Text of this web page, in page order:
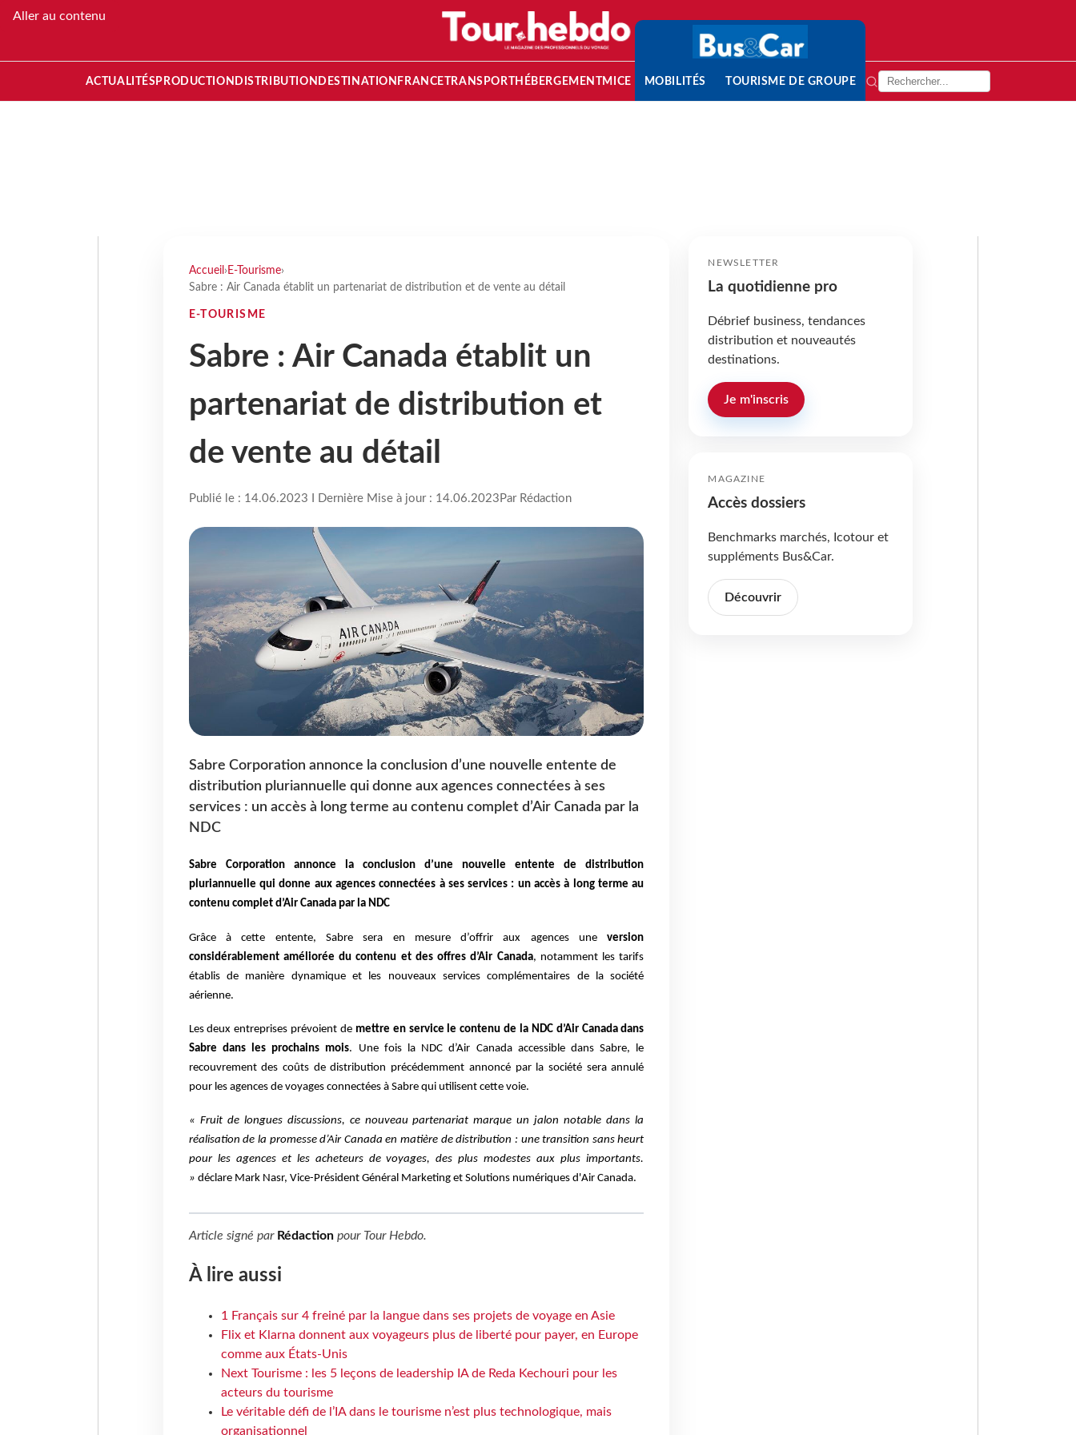
Aller au contenu
ACTUALITÉS PRODUCTION DISTRIBUTION DESTINATION FRANCETRANSPORT HÉBERGEMENTMICE MOBILITÉS TOURISME DE GROUPE
Accueil › E-Tourisme›
Sabre : Air Canada établit un partenariat de distribution et de vente au détail
E-TOURISME
Sabre : Air Canada établit un
partenariat de distribution et
de vente au détail
Publié le : 14.06.2023 I Dernière Mise à jour : 14.06.2023 Par Rédaction
Sabre Corporation annonce la conclusion d’une nouvelle entente de
distribution pluriannuelle qui donne aux agences connectées à ses
services : un accès à long terme au contenu complet d’Air Canada par la
NDC
Sabre Corporation annonce la conclusion d’une nouvelle entente de distribution
pluriannuelle qui donne aux agences connectées à ses services : un accès à long terme au
contenu complet d’Air Canada par la NDC
Grâce à cette entente, Sabre sera en mesure d’offrir aux agences une version
considérablement améliorée du contenu et des offres d’Air Canada, notamment les tarifs
établis de manière dynamique et les nouveaux services complémentaires de la société
aérienne.
Les deux entreprises prévoient de mettre en service le contenu de la NDC d’Air Canada dans
Sabre dans les prochains mois. Une fois la NDC d’Air Canada accessible dans Sabre, le
recouvrement des coûts de distribution précédemment annoncé par la société sera annulé
pour les agences de voyages connectées à Sabre qui utilisent cette voie.
« Fruit de longues discussions, ce nouveau partenariat marque un jalon notable dans la
réalisation de la promesse d’Air Canada en matière de distribution : une transition sans heurt
pour les agences et les acheteurs de voyages, des plus modestes aux plus importants.
» déclare Mark Nasr, Vice-Président Général Marketing et Solutions numériques d'Air Canada.
Article signé par Rédactionpour Tour Hebdo.
À lire aussi
1 Français sur 4 freiné par la langue dans ses projets de voyage en Asie
Flix et Klarna donnent aux voyageurs plus de liberté pour payer, en Europe
comme aux États-Unis
Next Tourisme : les 5 leçons de leadership IA de Reda Kechouri pour les
acteurs du tourisme
Le véritable défi de l’IA dans le tourisme n’est plus technologique, mais
organisationnel
NEWSLETTER
La quotidienne pro
Débrief business, tendances
distribution et nouveautés
destinations.
Je m'inscris
MAGAZINE
Accès dossiers
Benchmarks marchés, Icotour et
suppléments Bus&Car.
Découvrir